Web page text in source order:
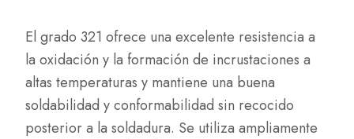
El grado 321 ofrece una excelente resistencia a
la oxidación y la formación de incrustaciones a
altas temperaturas y mantiene una buena
soldabilidad y conformabilidad sin recocido
posterior a la soldadura. Se utiliza ampliamente